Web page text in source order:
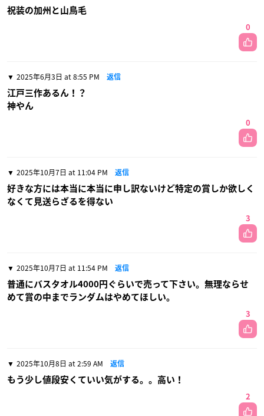
祝装の加州と山鳥毛
0
2025年6月3日 at 8:55 PM 返信
江戸三作あるん！？
神やん
0
2025年10月7日 at 11:04 PM 返信
好きな方には本当に本当に申し訳ないけど特定の賞しか欲しく
なくて見送らざるを得ない
3
2025年10月7日 at 11:54 PM 返信
普通にバスタオル4000円ぐらいで売って下さい。無理ならせ
めて賞の中までランダムはやめてほしい。
3
2025年10月8日 at 2:59 AM 返信
もう少し値段安くていい気がする。。高い！
2